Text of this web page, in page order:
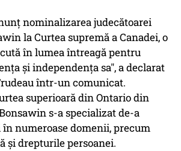
nominalizarea judecătoarei
la Curtea supremă a Canadei, o
în lumea întreagă pentru
şi independenţa sa", a declarat
într-un comunicat.
superioară din Ontario din
s-a specializat de-a
numeroase domenii, precum
şi drepturile persoanei.